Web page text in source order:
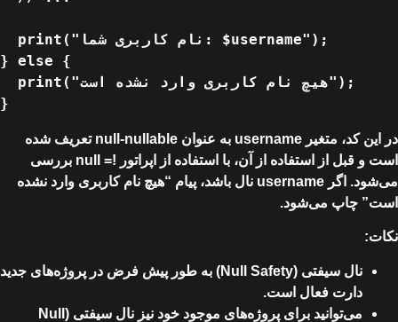
} else {
در این کد، متغیر username به عنوان null-nullable تعریف شده
است و قبل از استفاده از آن، با استفاده از اپراتور != null بررسی
می‌شود. اگر username نال باشد، پیام “هیچ نام کاربری وارد نشده
است” چاپ می‌شود.
نکات:
نال سیفتی (Null Safety) به طور پیش فرض در پروژه‌های جدید
دارت فعال است.
می‌توانید برای پروژه‌های موجود خود نیز نال سیفتی (Null